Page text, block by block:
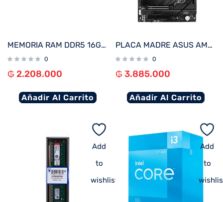
MEMORIA RAM DDR5 16GB 5600 KINGSTON FURY BEAST BK KF556C40BB-16
0
₲ 2.208.000
Añadir Al Carrito
PLACA MADRE ASUS AM5 ROG STRIX X670E-E GAMING WIFI S/R/HDMI/DP/WIFI/4M2/DP/USB3.2/DDR5/ATX
0
₲ 3.885.000
Añadir Al Carrito
Add
to
wishlist
Add
to